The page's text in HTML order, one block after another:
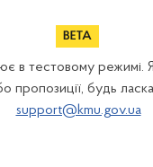
в тестовому режимі.
пропозиції, будь
support@kmu.gov.ua